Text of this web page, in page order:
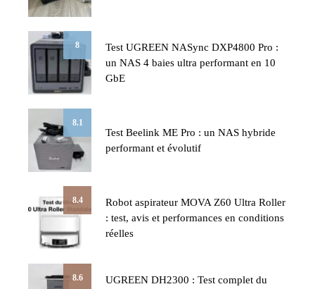
8
Test UGREEN NASync DXP4800 Pro :
un NAS 4 baies ultra performant en 10
GbE
8.1
Test Beelink ME Pro : un NAS hybride
performant et évolutif
8.4
Robot aspirateur MOVA Z60 Ultra Roller
: test, avis et performances en conditions
réelles
8.6
UGREEN DH2300 : Test complet du